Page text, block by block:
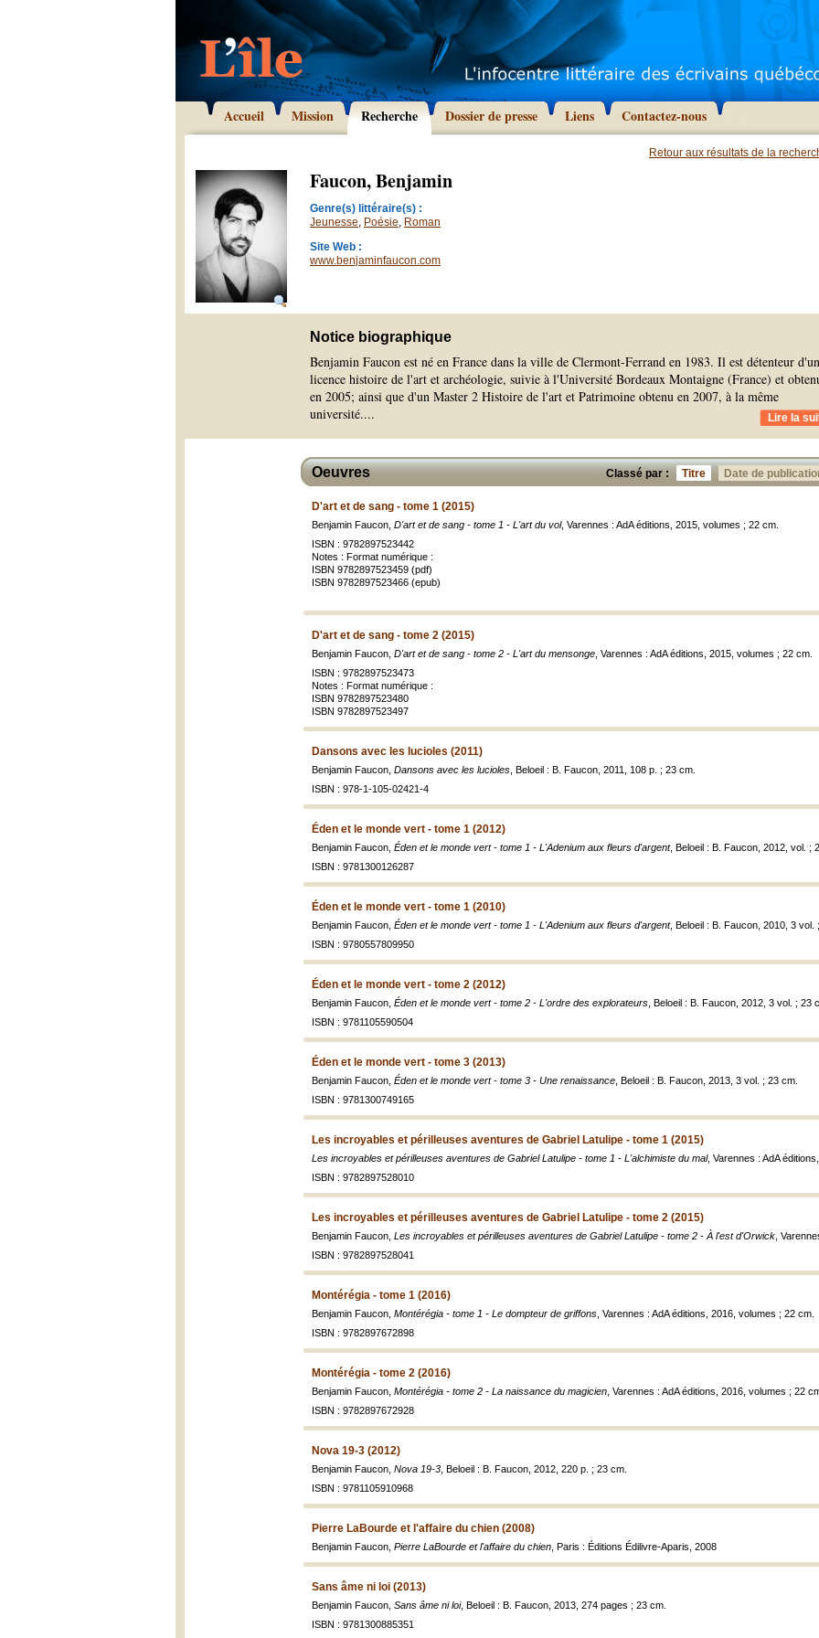
Accueil Mission Recherche Dossier de presse Liens Contactez-nous
Retour aux résultats de la
Faucon, Benjamin
Genre(s) littéraire(s) :
Jeunesse, Poésie, Roman
Site Web :
www.benjaminfaucon.com
Notice biographique
Benjamin Faucon est né en France dans la ville de Clermont-Ferrand en 1983. Il est détenteur
licence histoire de l'art et archéologie, suivie à l'Université Bordeaux Montaigne (France) et
en 2005; ainsi que d'un Master 2 Histoire de l'art et Patrimoine obtenu en 2007, à la même
université.... Lire la
Classé par : Titre Date de
Oeuvres
D'art et de sang - tome 1 (2015)
Benjamin Faucon, D'art et de sang - tome 1 - L'art du vol, Varennes : AdA éditions, 2015, volumes ; 22 cm.
ISBN : 9782897523442
Notes : Format numérique :
ISBN 9782897523459 (pdf)
ISBN 9782897523466 (epub)
D'art et de sang - tome 2 (2015)
Benjamin Faucon, D'art et de sang - tome 2 - L'art du mensonge , Varennes : AdA éditions, 2015, volumes ; 22 cm.
ISBN : 9782897523473
Notes : Format numérique :
ISBN 9782897523480
ISBN 9782897523497
Dansons avec les lucioles (2011)
Benjamin Faucon, Dansons avec les lucioles , Beloeil : B. Faucon, 2011, 108 p. ; 23 cm.
ISBN : 978-1-105-02421-4
Éden et le monde vert - tome 1 (2012)
Benjamin Faucon, Éden et le monde vert - tome 1 - L'Adenium aux fleurs d'argent, Beloeil : B. Faucon, 2012, vol. ;
ISBN : 9781300126287
Éden et le monde vert - tome 1 (2010)
Benjamin Faucon, Éden et le monde vert - tome 1 - L'Adenium aux fleurs d'argent, Beloeil : B. Faucon, 2010, 3 vol.
ISBN : 9780557809950
Éden et le monde vert - tome 2 (2012)
Benjamin Faucon, Éden et le monde vert - tome 2 - L'ordre des explorateurs , Beloeil : B. Faucon, 2012, 3 vol. ; 23
ISBN : 9781105590504
Éden et le monde vert - tome 3 (2013)
Benjamin Faucon, Éden et le monde vert - tome 3 - Une renaissance , Beloeil : B. Faucon, 2013, 3 vol. ; 23 cm.
ISBN : 9781300749165
Les incroyables et périlleuses aventures de Gabriel Latulipe - tome 1 (2015)
Les incroyables et périlleuses aventures de Gabriel Latulipe - tome 1 - L'alchimiste du mal, Varennes : AdA
ISBN : 9782897528010
Les incroyables et périlleuses aventures de Gabriel Latulipe - tome 2 (2015)
Benjamin Faucon, Les incroyables et périlleuses aventures de Gabriel Latulipe - tome 2 - À l'est d'Orwick ,
ISBN : 9782897528041
Montérégia - tome 1 (2016)
Benjamin Faucon, Montérégia - tome 1 - Le dompteur de griffons , Varennes : AdA éditions, 2016, volumes ; 22 cm.
ISBN : 9782897672898
Montérégia - tome 2 (2016)
Benjamin Faucon, Montérégia - tome 2 - La naissance du magicien , Varennes : AdA éditions, 2016, volumes ; 22
ISBN : 9782897672928
Nova 19-3 (2012)
Benjamin Faucon, Nova 19-3 , Beloeil : B. Faucon, 2012, 220 p. ; 23 cm.
ISBN : 9781105910968
Pierre LaBourde et l'affaire du chien (2008)
Benjamin Faucon, Pierre LaBourde et l'affaire du chien , Paris : Éditions Édilivre-Aparis, 2008
Sans âme ni loi (2013)
Benjamin Faucon, Sans âme ni loi, Beloeil : B. Faucon, 2013, 274 pages ; 23 cm.
ISBN : 9781300885351